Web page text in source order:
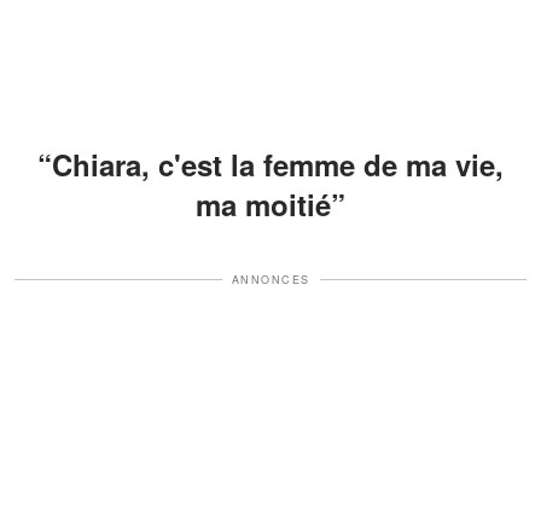
“Chiara, c'est la femme de ma vie,
ma moitié”
ANNONCES